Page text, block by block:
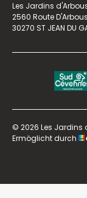
Les Jardins
2560 Route
30270 ST JEAN DU
© 2026 Les Jardins
Ermöglicht durch